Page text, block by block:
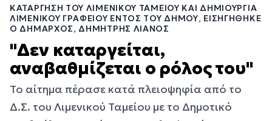
ΚΑΤΆΡΓΗΣΗ ΤΟΥ ΛΙΜΕΝΙΚΟΎ ΤΑΜΕΊΟΥ ΚΑΙ ΔΗΜΙΟΥΡΓΊΑ
ΛΙΜΕΝΙΚΟΎ ΓΡΑΦΕΊΟΥ ΕΝΤΌΣ ΤΟΥ ΔΉΜΟΥ, ΕΙΣΗΓΉΘΗΚΕ
Ο ΔΉΜΑΡΧΟΣ, ΔΗΜΉΤΡΗΣ ΛΙΑΝΌΣ
"Δεν καταργείται,
αναβαθμίζεται ο ρόλος του"
Το αίτημα πέρασε κατά πλειοψηφία από το
Δ.Σ. του Λιμενικού Ταμείου με το Δημοτικό